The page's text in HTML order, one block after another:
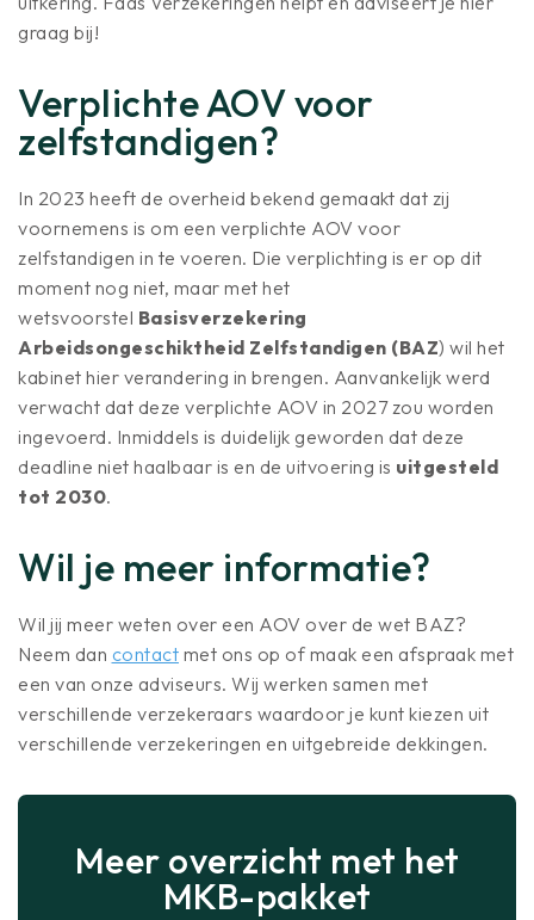
graag bij!
Verplichte AOV voor
zelfstandigen?
In 2023 heeft de overheid bekend gemaakt dat zij
voornemens is om een verplichte AOV voor
zelfstandigen in te voeren. Die verplichting is er op dit
moment nog niet, maar met het
wetsvoorstel Basisverzekering
Arbeidsongeschiktheid Zelfstandigen (BAZ) wil het
kabinet hier verandering in brengen. Aanvankelijk werd
verwacht dat deze verplichte AOV in 2027 zou worden
ingevoerd. Inmiddels is duidelijk geworden dat deze
deadline niet haalbaar is en de uitvoering is uitgesteld
tot 2030.
Wil je meer informatie?
Wil jij meer weten over een AOV over de wet BAZ?
Neem dan contact met ons op of maak een afspraak met
een van onze adviseurs. Wij werken samen met
verschillende verzekeraars waardoor je kunt kiezen uit
verschillende verzekeringen en uitgebreide dekkingen.
Meer overzicht met het
MKB-pakket